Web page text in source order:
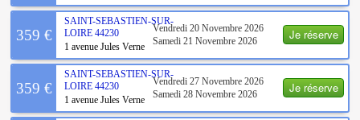
Je réserve
359 €
SAINT-SEBASTIEN-SUR-
LOIRE 44230
1 avenue Jules Verne
Vendredi 20 Novembre 2026
Samedi 21 Novembre 2026
Je réserve
359 €
SAINT-SEBASTIEN-SUR-
LOIRE 44230
1 avenue Jules Verne
Vendredi 27 Novembre 2026
Samedi 28 Novembre 2026